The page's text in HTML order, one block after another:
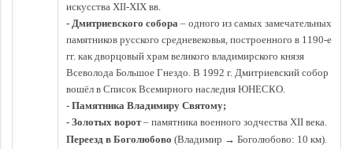
искусства XII-XIX вв.
- Дмитриевского собора – одного из самых замечательных
памятников русского средневековья, построенного в 1190-е
гг. как дворцовый храм великого владимирского князя
Всеволода Большое Гнездо. В 1992 г. Дмитриевский собор
вошёл в Список Всемирного наследия ЮНЕСКО.
- Памятника Владимиру Святому;
- Золотых ворот– памятника военного зодчества XII века.
Переезд в Боголюбово (Владимир → Боголюбово: 10 км).